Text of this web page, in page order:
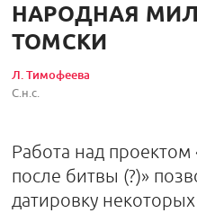
НАРОДНАЯ
ТОМСКИ
Л. Тимофеева
С.н.с.
Работа над проектом
после битвы (?)»
датировку